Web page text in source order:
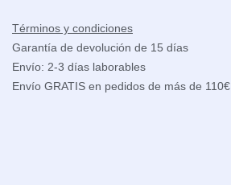
Términos y condiciones
Garantía de devolución de 15 días
Envío: 2-3 días laborables
Envío GRATIS en pedidos de más de 110€